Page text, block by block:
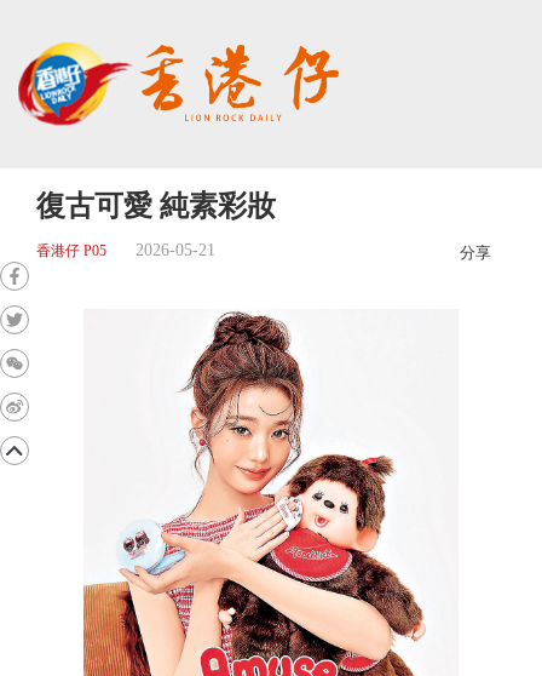
復古可愛 純素彩妝
香港仔 P05 2026-05-21 分享